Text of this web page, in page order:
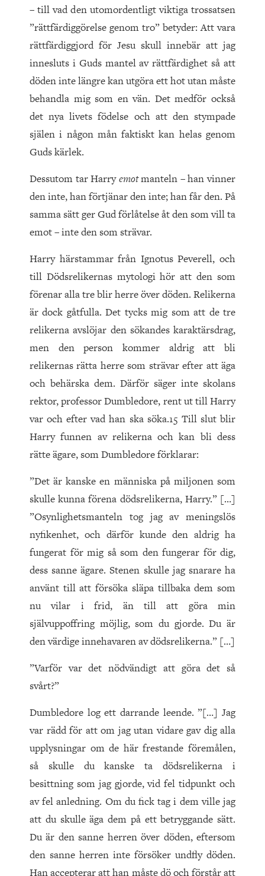
– till vad den utomordentligt viktiga trossatsen
”rättfärdiggörelse genom tro” betyder: Att vara
rättfärdiggjord för Jesu skull innebär att jag
innesluts i Guds mantel av rättfärdighet så att
döden inte längre kan utgöra ett hot utan måste
behandla mig som en vän. Det medför också
det nya livets födelse och att den stympade
själen i någon mån faktiskt kan helas genom
Guds kärlek.
Dessutom tar Harryemotmanteln – han vinner
den inte, han förtjänar den inte; han får den. På
samma sätt ger Gud förlåtelse åt den som vill ta
emot – inte den som strävar.
Harry härstammar från Ignotus Peverell, och
till Dödsrelikernas mytologi hör att den som
förenar alla tre blir herre över döden. Relikerna
är dock gåtfulla. Det tycks mig som att de tre
relikerna avslöjar den sökandes karaktärsdrag,
men den person kommer aldrig att bli
relikernas rätta herre som strävar efter att äga
och behärska dem. Därför säger inte skolans
rektor, professor Dumbledore, rent ut till Harry
var och efter vad han ska söka.15 Till slut blir
Harry funnen av relikerna och kan bli dess
rätte ägare, som Dumbledore förklarar:
”Det är kanske en människa på miljonen som
skulle kunna förena dödsrelikerna, Harry.” […]
”Osynlighetsmanteln tog jag av meningslös
nyfikenhet, och därför kunde den aldrig ha
fungerat för mig så som den fungerar för dig,
dess sanne ägare. Stenen skulle jag snarare ha
använt till att försöka släpa tillbaka dem som
nu vilar i frid, än till att göra min
självuppoffring möjlig, som du gjorde. Du är
den värdige innehavaren av dödsrelikerna.” […]
”Varför var det nödvändigt att göra det så
svårt?”
Dumbledore log ett darrande leende. ”[…] Jag
var rädd för att om jag utan vidare gav dig alla
upplysningar om de här frestande föremålen,
så skulle du kanske ta dödsrelikerna i
besittning som jag gjorde, vid fel tidpunkt och
av fel anledning. Om du fick tag i dem ville jag
att du skulle äga dem på ett betryggande sätt.
Du är den sanne herren över döden, eftersom
den sanne herren inte försöker undfly döden.
Han accepterar att han måste dö och förstår att